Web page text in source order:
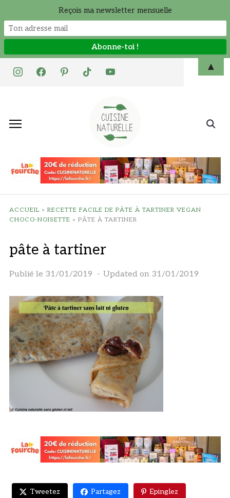
instagramfacebookpinteresttiktok youtube
Search
ACCUEIL » RECETTE FACILE DE PÂTE À TARTINER VEGAN
CHOCO-NOISETTE » PÂTE À TARTINER
pâte à tartiner
Publié le 31/01/2019 Updated on 31/01/2019
Tweetez Partagez Epinglez
Reçois ma newsletter mensuelle
▲